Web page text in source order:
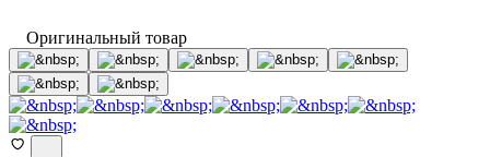
Оригинальный товар